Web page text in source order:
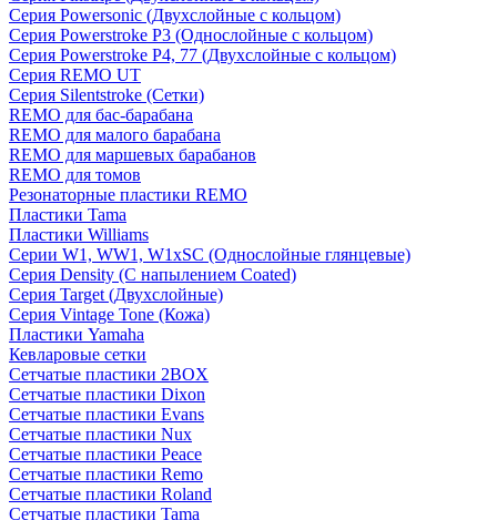
Серия Powersonic (Двухслойные с кольцом)
Серия Powerstroke P3 (Однослойные с кольцом)
Серия Powerstroke P4, 77 (Двухслойные с кольцом)
Серия REMO UT
Серия Silentstroke (Сетки)
REMO для бас-барабана
REMO для малого барабана
REMO для маршевых барабанов
REMO для томов
Резонаторные пластики REMO
Пластики Tama
Пластики Williams
Серии W1, WW1, W1xSC (Однослойные глянцевые)
Серия Density (C напылением Coated)
Серия Target (Двухслойные)
Серия Vintage Tone (Кожа)
Пластики Yamaha
Кевларовые сетки
Сетчатые пластики 2BOX
Сетчатые пластики Dixon
Сетчатые пластики Evans
Сетчатые пластики Nux
Сетчатые пластики Peace
Сетчатые пластики Remo
Сетчатые пластики Roland
Сетчатые пластики Tama